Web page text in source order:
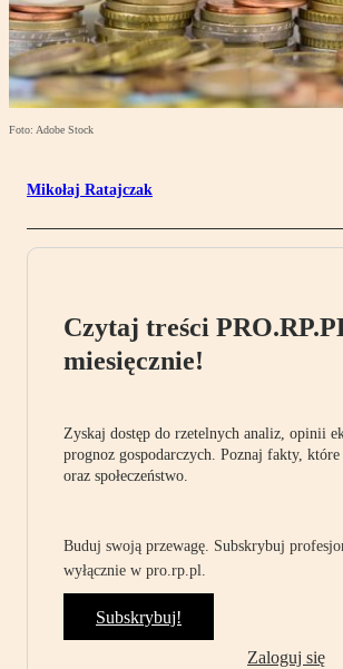
Foto: Adobe Stock
Mikołaj Ratajczak
Czytaj treści
miesięcznie!
Zyskaj dostęp do rzetelnych analiz, opinii
prognoz gospodarczych. Poznaj fakty, które
oraz społeczeństwo.
Buduj swoją przewagę. Subskrybuj
wyłącznie w pro.rp.pl.
Subskrybuj!
Zaloguj się